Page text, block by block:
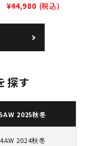
ム 2023AW Nike
カー ホワイト 白
¥44,980 (税込)
探す
2025秋冬
2024秋冬